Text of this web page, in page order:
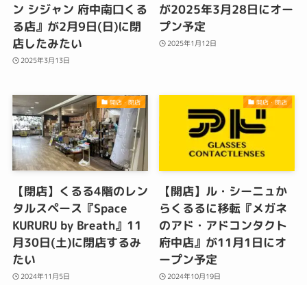
ン シジャン 府中南口くる
る店』が2月9日(日)に閉
店したみたい
2025年3月13日
が2025年3月28日にオー
プン予定
2025年1月12日
開店・閉店
【閉店】くるる4階のレン
タルスペース『Space
KURURU by Breath』11
月30日(土)に閉店するみ
たい
2024年11月5日
開店・閉店
【開店】ル・シーニュか
らくるるに移転『メガネ
のアド・アドコンタクト
府中店』が11月1日にオ
ープン予定
2024年10月19日